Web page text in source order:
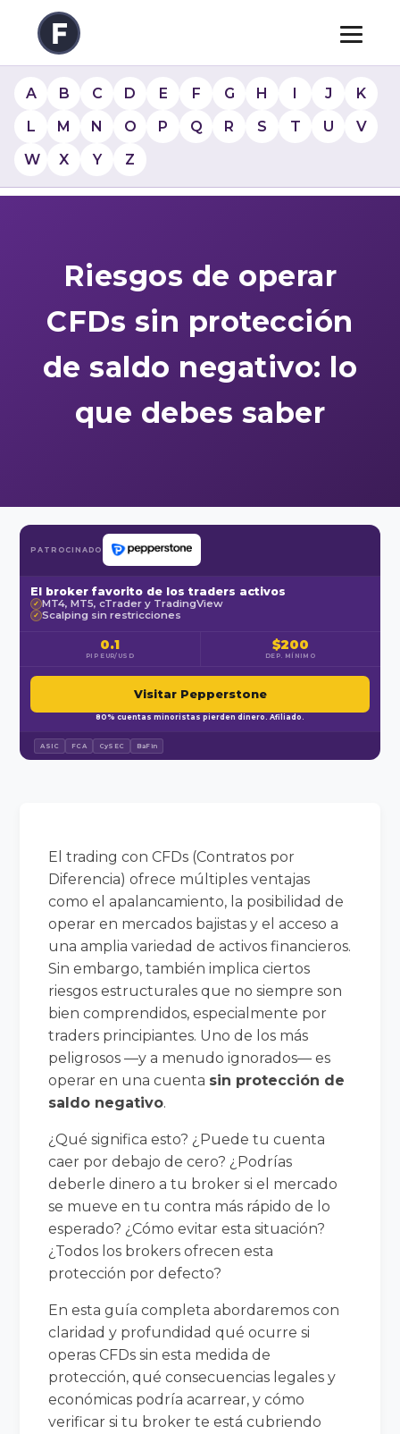
A B C D E F G H I J
K
L
M N O P Q R S T U
V
W
X Y Z
Riesgos de operar
CFDs sin protección
de saldo negativo: lo
que debes saber
PATROCINADO
El broker favorito de los traders activos
✓ MT4, MT5, cTrader y TradingView
✓ Scalping sin restricciones
0.1
PIP EUR/USD
$200
DEP. MÍNIMO
Visitar Pepperstone
80% cuentas minoristas pierden dinero. Afiliado.
ASIC FCA CySEC BaFin
El trading con CFDs (Contratos por
Diferencia) ofrece múltiples ventajas
como el apalancamiento, la posibilidad de
operar en mercados bajistas y el acceso a
una amplia variedad de activos financieros.
Sin embargo, también implica ciertos
riesgos estructurales que no siempre son
bien comprendidos, especialmente por
traders principiantes. Uno de los más
peligrosos —y a menudo ignorados— es
operar en una cuenta sin protección de
saldo negativo.
¿Qué significa esto? ¿Puede tu cuenta
caer por debajo de cero? ¿Podrías
deberle dinero a tu broker si el mercado
se mueve en tu contra más rápido de lo
esperado? ¿Cómo evitar esta situación?
¿Todos los brokers ofrecen esta
protección por defecto?
En esta guía completa abordaremos con
claridad y profundidad qué ocurre si
operas CFDs sin esta medida de
protección, qué consecuencias legales y
económicas podría acarrear, y cómo
verificar si tu broker te está cubriendo